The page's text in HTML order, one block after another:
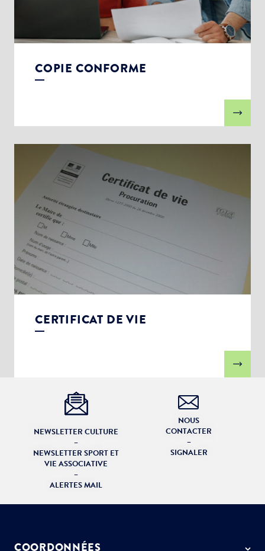
COPIE CONFORME
CERTIFICAT DE VIE
NEWSLETTER CULTURE
–
NEWSLETTER SPORT ET
VIE ASSOCIATIVE
–
ALERTES MAIL
NOUS
CONTACTER
–
SIGNALER
COORDONNÉES